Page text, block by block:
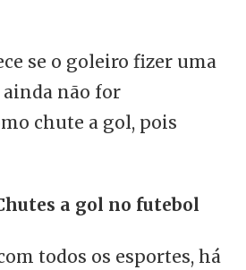
se o goleiro fizer uma
ainda não for
chute a gol, pois
a gol no futebol
todos os esportes, há